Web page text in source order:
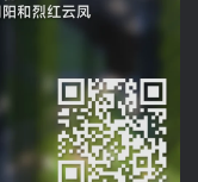
商务驹（business pony